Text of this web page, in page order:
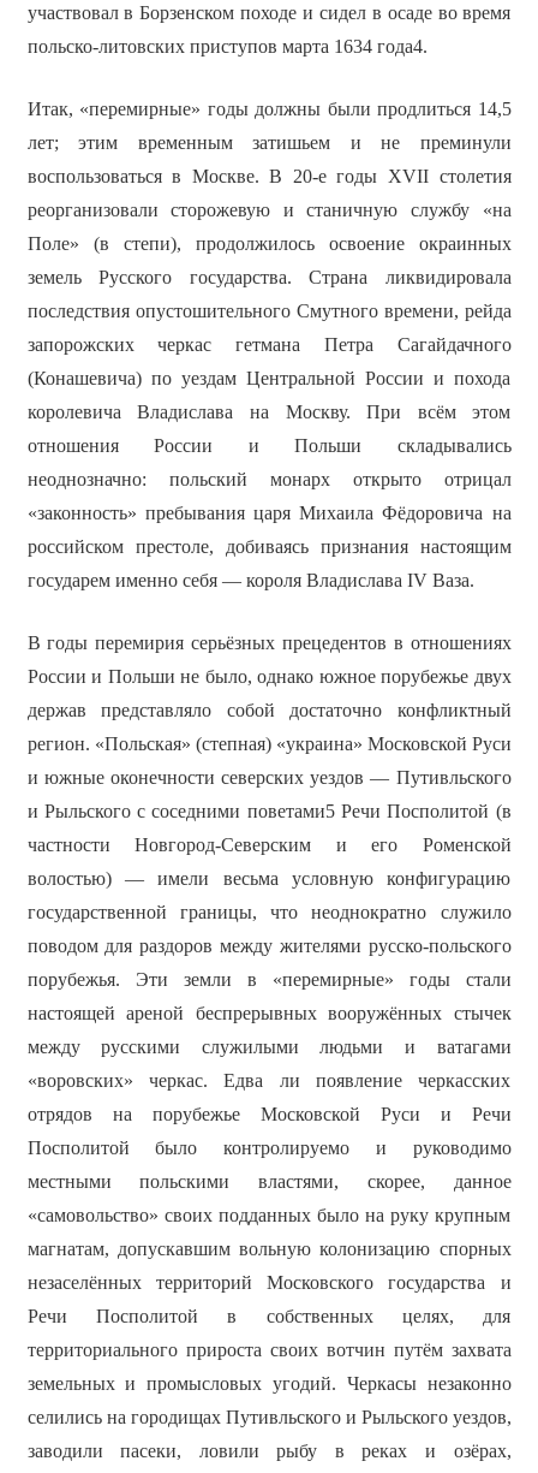
участвовал в Борзенском походе и сидел в осаде во время
польско-литовских приступов марта 1634 года4.
Итак, «перемирные» годы должны были продлиться 14,5
лет; этим временным затишьем и не преминули
воспользоваться в Москве. В 20-е годы XVII столетия
реорганизовали сторожевую и станичную службу «на
Поле» (в степи), продолжилось освоение окраинных
земель Русского государства. Страна ликвидировала
последствия опустошительного Смутного времени, рейда
запорожских черкас гетмана Петра Сагайдачного
(Конашевича) по уездам Центральной России и похода
королевича Владислава на Москву. При всём этом
отношения России и Польши складывались
неоднозначно: польский монарх открыто отрицал
«законность» пребывания царя Михаила Фёдоровича на
российском престоле, добиваясь признания настоящим
государем именно себя — короля Владислава IV Ваза.
В годы перемирия серьёзных прецедентов в отношениях
России и Польши не было, однако южное порубежье двух
держав представляло собой достаточно конфликтный
регион. «Польская» (степная) «украина» Московской Руси
и южные оконечности северских уездов — Путивльского
и Рыльского с соседними поветами5 Речи Посполитой (в
частности Новгород-Северским и его Роменской
волостью) — имели весьма условную конфигурацию
государственной границы, что неоднократно служило
поводом для раздоров между жителями русско-польского
порубежья. Эти земли в «перемирные» годы стали
настоящей ареной беспрерывных вооружённых стычек
между русскими служилыми людьми и ватагами
«воровских» черкас. Едва ли появление черкасских
отрядов на порубежье Московской Руси и Речи
Посполитой было контролируемо и руководимо
местными польскими властями, скорее, данное
«самовольство» своих подданных было на руку крупным
магнатам, допускавшим вольную колонизацию спорных
незаселённых территорий Московского государства и
Речи Посполитой в собственных целях, для
территориального прироста своих вотчин путём захвата
земельных и промысловых угодий. Черкасы незаконно
селились на городищах Путивльского и Рыльского уездов,
заводили пасеки, ловили рыбу в реках и озёрах,